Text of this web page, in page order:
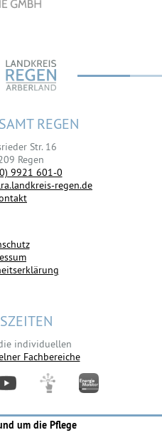
REGEN
Str. 16
Regen
9921 601-0
regen.de
individuellen
Fachbereiche
um die Pflege